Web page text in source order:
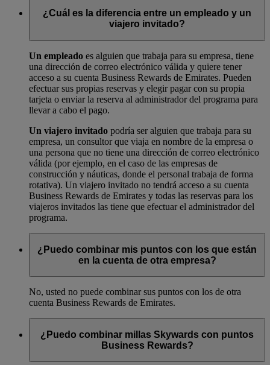
derecho a dirigir un negocio en su ciudad o país. Necesitamos
una copia para nuestros registros para demostrar que su
¿Cuál es la diferencia entre un empleado y un
viajero invitado?
Un empleado es alguien que trabaja para su empresa, tiene
una dirección de correo electrónico válida y quiere tener
acceso a su cuenta Business Rewards de Emirates. Pueden
efectuar sus propias reservas y elegir pagar con su propia
tarjeta o enviar la reserva al administrador del programa para
llevar a cabo el pago.
Un viajero invitado podría ser alguien que trabaja para su
empresa, un consultor que viaja en nombre de la empresa o
una persona que no tiene una dirección de correo electrónico
válida (por ejemplo, en el caso de las empresas de
construcción y náuticas, donde el personal trabaja de forma
rotativa). Un viajero invitado no tendrá acceso a su cuenta
Business Rewards de Emirates y todas las reservas para los
viajeros invitados las tiene que efectuar el administrador del
programa.
¿Puedo combinar mis puntos con los que están
en la cuenta de otra empresa?
No, usted no puede combinar sus puntos con los de otra
cuenta Business Rewards de Emirates.
¿Puedo combinar millas Skywards con puntos
Business Rewards?